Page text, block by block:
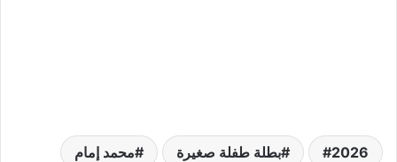
2026 بطلة طفلة صغيرة محمد إمام